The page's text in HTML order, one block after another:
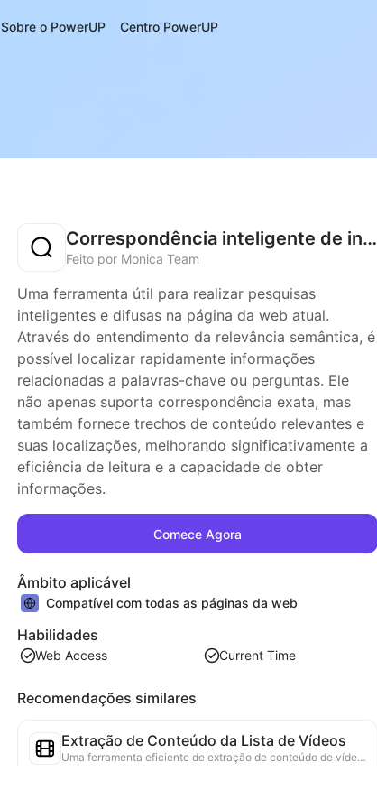
Sobre o PowerUP Centro PowerUP
Correspondência inteligente de informações
Feito por Monica Team
Uma ferramenta útil para realizar pesquisas
inteligentes e difusas na página da web atual.
Através do entendimento da relevância semântica, é
possível localizar rapidamente informações
relacionadas a palavras-chave ou perguntas. Ele
não apenas suporta correspondência exata, mas
também fornece trechos de conteúdo relevantes e
suas localizações, melhorando significativamente a
eficiência de leitura e a capacidade de obter
informações.
Comece Agora
Âmbito aplicável
Compatível com todas as páginas da web
Habilidades
Web Access Current Time
Recomendações similares
Extração de Conteúdo da Lista de Vídeos
Uma ferramenta eficiente de extração de conteúdo de vídeo da web, capaz de escanear rapidamente páginas da web e organizar as informações de vídeo em uma tabela Markdown estruturada.